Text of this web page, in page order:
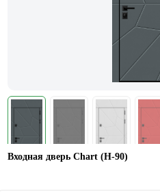
Входная дверь Chart (Н-90)